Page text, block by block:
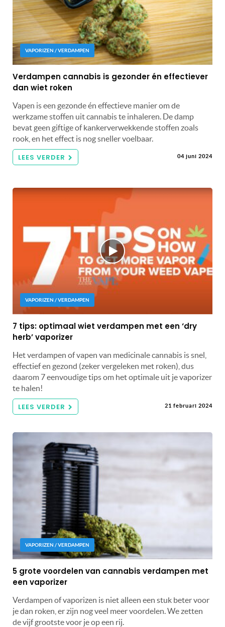
VAPORIZEN / VERDAMPEN
Verdampen cannabis is gezonder én effectiever
dan wiet roken
Vapen is een gezonde én effectieve manier om de
werkzame stoffen uit cannabis te inhaleren. De damp
bevat geen giftige of kankerverwekkende stoffen zoals
rook, en het effect is nog sneller voelbaar.
LEES VERDER 04 juni 2024
VAPORIZEN / VERDAMPEN
7 tips: optimaal wiet verdampen met een ‘dry
herb’ vaporizer
Het verdampen of vapen van medicinale cannabis is snel,
effectief en gezond (zeker vergeleken met roken), dus
daarom 7 eenvoudige tips om het optimale uit je vaporizer
te halen!
LEES VERDER 21 februari 2024
VAPORIZEN / VERDAMPEN
5 grote voordelen van cannabis verdampen met
een vaporizer
Verdampen of vaporizen is niet alleen een stuk beter voor
je dan roken, er zijn nog veel meer voordelen. We zetten
de vijf grootste voor je op een rij.